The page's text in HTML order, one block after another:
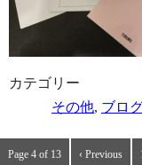
カテゴリー
その他, ブロ
Page 4 of 13 ‹ Previous